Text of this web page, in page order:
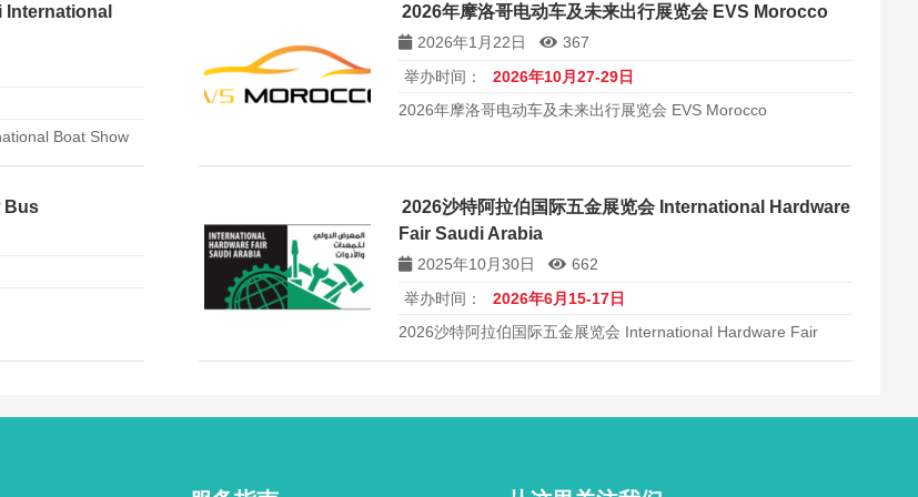
International
Boat Show
2026年摩洛哥电动车及未来出行展览会 EVS Morocco
2026年1月22日
367
举办时间：
2026年10月27-29日
2026年摩洛哥电动车及未来出行展览会 EVS Morocco
Bus
2026沙特阿拉伯国际五金展览会 International Hardware
Fair Saudi Arabia
2025年10月30日
662
举办时间：
2026年6月15-17日
2026沙特阿拉伯国际五金展览会 International Hardware Fair